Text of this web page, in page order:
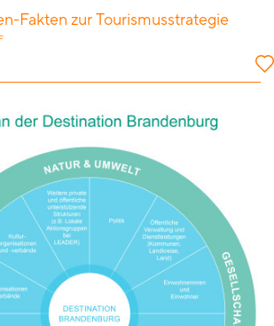
Fakten zur Tourismusstrategie